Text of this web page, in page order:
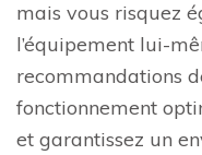
mais vous risquez
l’équipement lui-
recommandations
fonctionnement
et garantissez un